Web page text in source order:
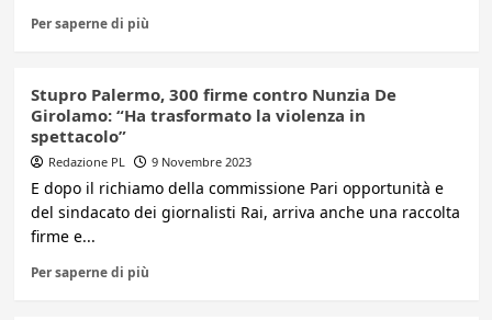
Per saperne di più
Stupro Palermo, 300 firme contro Nunzia De
Girolamo: “Ha trasformato la violenza in
spettacolo”
Redazione PL 9 Novembre 2023
E dopo il richiamo della commissione Pari opportunità e
del sindacato dei giornalisti Rai, arriva anche una raccolta
firme e...
Per saperne di più